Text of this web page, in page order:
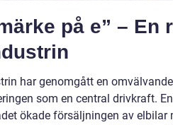
på e” – En
har genomgått en
som en central drivkraft.
ökade försäljningen av elbilar